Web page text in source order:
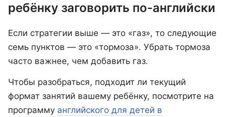
ребёнку заговорить по-английски
Если стратегии выше — это «газ», то следующие
семь пунктов — это «тормоза». Убрать тормоза
часто важнее, чем добавить газ.
Чтобы разобраться, подходит ли текущий
формат занятий вашему ребёнку, посмотрите на
программу английского для детей в